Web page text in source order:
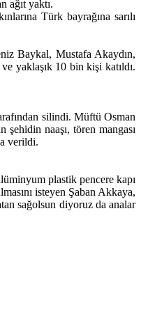
ağıt yaktı.
Türk bayrağına sarılı
Baykal, Mustafa Akaydın,
yaklaşık 10 bin kişi katıldı.
silindi. Müftü Osman
naaşı, tören mangası
verildi.
plastik pencere kapı
isteyen Şaban Akkaya,
sağolsun diyoruz da analar